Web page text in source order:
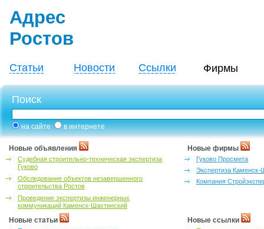
Адрес
Ростов
Статьи Новости Ссылки Фирмы
Поиск
на сайте в интернете
Новые объявления
Судебная строительно-техническая экспертиза
Гуково
Обследование объектов незавершенного
строительства Ростов
Проведение экспертизы инженерных
коммуникаций Каменск-Шахтинский
Новые фирмы
Гуково Просмета
Экспертиза Каменск-
Компания
Новые статьи Новые ссылки